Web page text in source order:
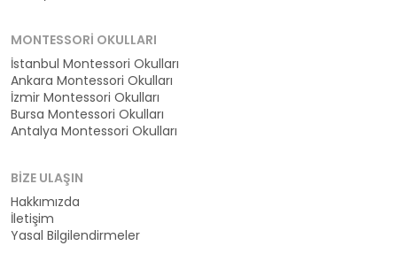
MONTESSORI OKULLARI
İstanbul Montessori Okulları
Ankara Montessori Okulları
İzmir Montessori Okulları
Bursa Montessori Okulları
Antalya Montessori Okulları
BIZE ULAŞIN
Hakkımızda
İletişim
Yasal Bilgilendirmeler